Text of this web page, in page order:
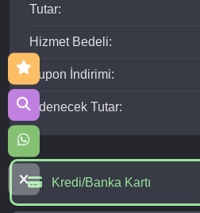
Tutar:
Hizmet Bedeli:
Kupon İndirimi:
Ödenecek Tutar:
Kredi/Banka Kartı